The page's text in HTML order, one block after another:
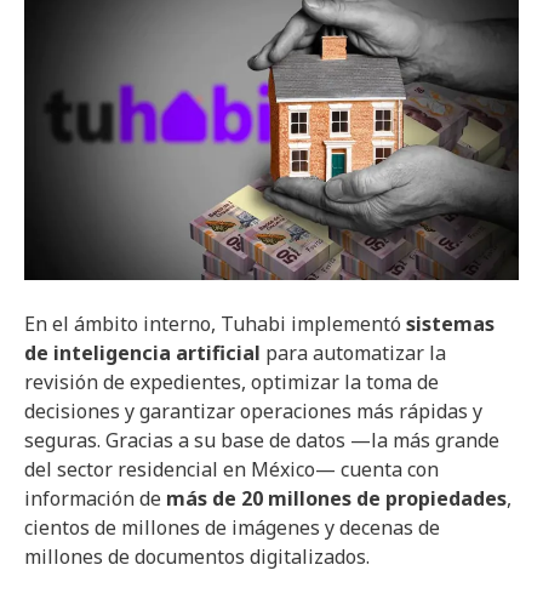
En el ámbito interno, Tuhabi implementó sistemas
de inteligencia artificial para automatizar la
revisión de expedientes, optimizar la toma de
decisiones y garantizar operaciones más rápidas y
seguras. Gracias a su base de datos —la más grande
del sector residencial en México— cuenta con
información de más de 20 millones de propiedades,
cientos de millones de imágenes y decenas de
millones de documentos digitalizados.